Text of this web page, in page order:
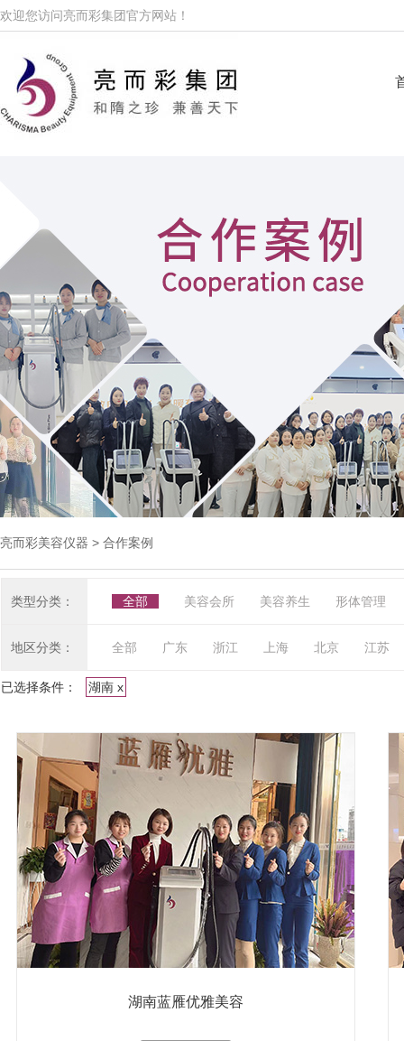
欢迎您访问亮而彩集团官方网站！
亮而彩美容仪器 > 合作案例
类型分类： 全部 美容会所 美容养生 形体管理
地区分类： 全部 广东 浙江 上海 北京 江苏
已选择条件： 湖南 x
湖南蓝雁优雅美容